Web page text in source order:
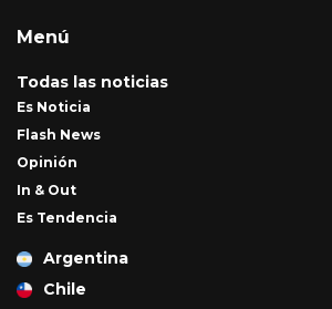
Menú
Todas las noticias
Es Noticia
Flash News
Opinión
In & Out
Es Tendencia
Argentina
Chile